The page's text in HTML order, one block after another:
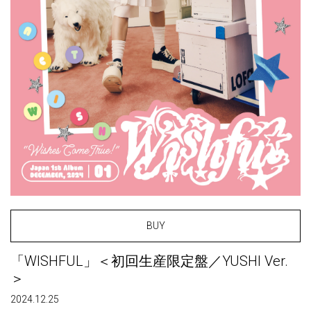
BUY
「WISHFUL」＜初回生産限定盤／YUSHI Ver.
＞
2024.12.25